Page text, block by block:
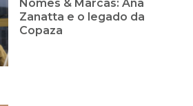
Nomes & Marcas: Ana
Zanatta e o legado da
Copaza